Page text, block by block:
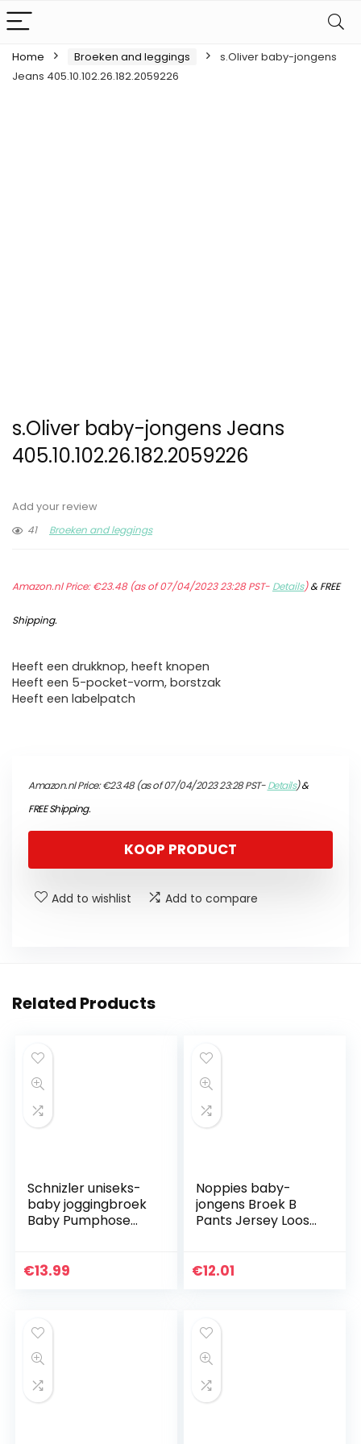
Home Broeken and leggings
s.Oliver baby-jongens
Jeans 405.10.102.26.182.2059226
s.Oliver baby-jongens Jeans
405.10.102.26.182.2059226
Add your review
41
Broeken and leggings
Amazon.nl Price:€23.48(as of 07/04/2023 23:28 PST- Details)&FREE
Shipping.
Heeft een drukknop, heeft knopen
Heeft een 5-pocket-vorm, borstzak
Heeft een labelpatch
Amazon.nl Price:€23.48(as of 07/04/2023 23:28 PST-Details)&
FREE Shipping.
KOOP PRODUCT
Add to wishlist Add to compare
Related Products
Schnizler uniseks-
baby joggingbroek
Baby Pumphose
€13.99
Noppies baby-
jongens Broek B
Pants Jersey Loose
€12.01